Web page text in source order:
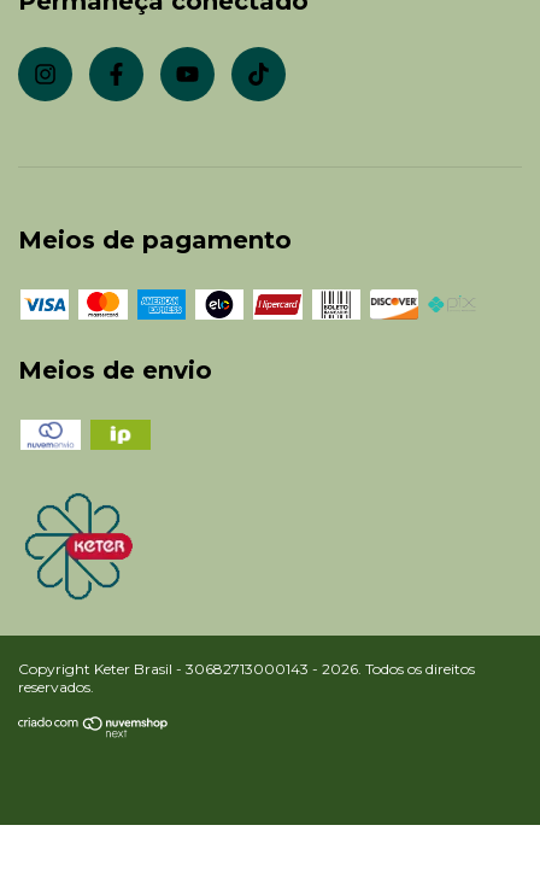
Meios de pagamento
Meios de envio
Copyright Keter Brasil - 30682713000143 - 2026. Todos os direitos
reservados.